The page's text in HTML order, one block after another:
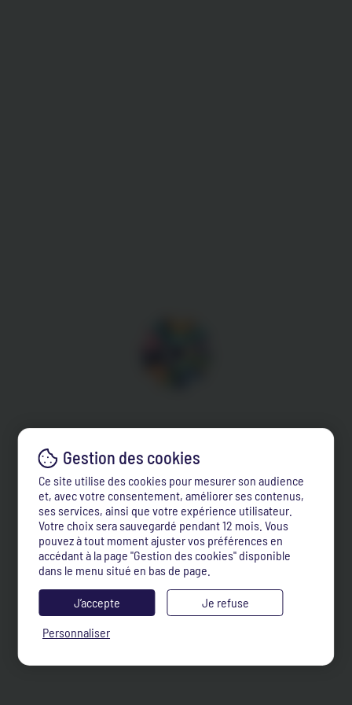
Ce site utilise des cookies pour mesurer son audience
et, avec votre consentement, améliorer ses contenus,
ses services, ainsi que votre expérience utilisateur.
Votre choix sera sauvegardé pendant 12 mois. Vous
pouvez à tout moment ajuster vos préférences en
accédant à la page "Gestion des cookies" disponible
dans le menu situé en bas de page.
J’accepte
Je refuse
Personnaliser